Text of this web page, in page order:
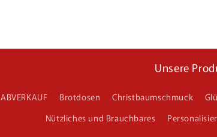
Unsere
ABVERKAUF Brotdosen Christbaumschmuck
Nützliches und Brauchbares